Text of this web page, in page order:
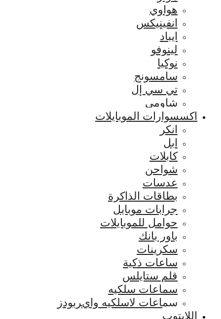
هواوي
انفينيكس
ايباد
لينوفو
نوكيا
سامسونج
تي سي إل
شاومي
اكسسوارات الموبايلات
انكر
ابل
كابلات
شواحن
عدسات
بطاقات الذاكرة
جرابات موبايل
حوامل للموبايلات
باور بانك
سكرينات
ساعات ذكية
قلم ستايلس
سماعات سلكيه
سماعات لاسلكيه وايربودز
اللابتوب